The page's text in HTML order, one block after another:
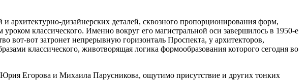
архитектурно-дизайнерских деталей, сквозного пропорционирования форм,
классического. Именно вокруг его магистральной оси завершилось в 1950-е
вот-вот затронет непрерывную горизонталь Проспекта, у архитекторов,
классического, животворящая логика формообразования которого сегодня во
Егорова и Михаила Парусникова, ощутимо присутствие и других тонких